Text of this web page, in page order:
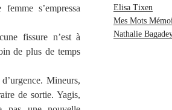
s’empressa
fissure n’est à
de plus de temps
Mineurs,
de sortie. Yagis,
Elisa Tixen
Mes Mots
Nathalie